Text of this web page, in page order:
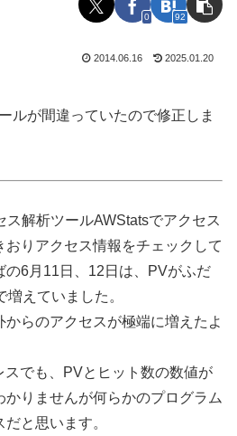
0 92
2014.06.16 2025.01.20
ルが間違っていたので修正しま
ス解析ツールAWStatsでアクセス
りアクセス情報をチェックして
の6月11日、12日は、PVがふだ
えていました。
らのアクセスが極端に増えたよ
スでも、PVとヒット数の数値が
かりませんが何らかのプログラム
と思います。